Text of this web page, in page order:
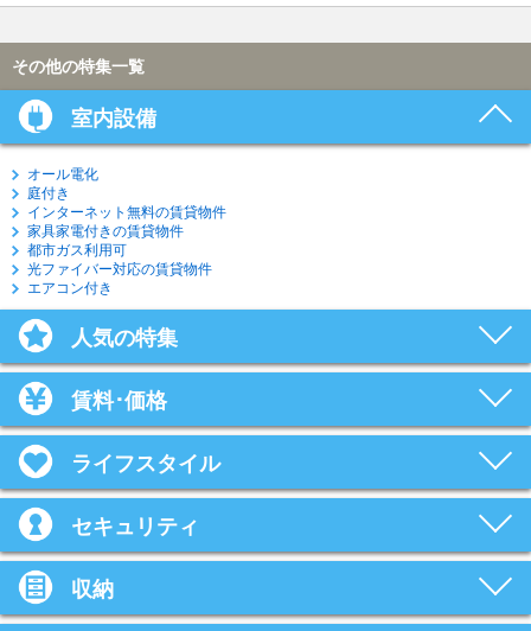
その他の特集一覧
室内設備
オール電化
庭付き
インターネット無料の賃貸物件
家具家電付きの賃貸物件
都市ガス利用可
光ファイバー対応の賃貸物件
エアコン付き
人気の特集
賃料･価格
ライフスタイル
セキュリティ
収納